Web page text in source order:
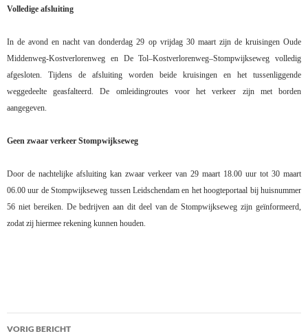
Volledige afsluiting
In de avond en nacht van donderdag 29 op vrijdag 30 maart zijn de kruisingen Oude
Middenweg-Kostverlorenweg en De Tol–Kostverlorenweg–Stompwijkseweg volledig
afgesloten. Tijdens de afsluiting worden beide kruisingen en het tussenliggende
weggedeelte geasfalteerd. De omleidingroutes voor het verkeer zijn met borden
aangegeven.
Geen zwaar verkeer Stompwijkseweg
Door de nachtelijke afsluiting kan zwaar verkeer van 29 maart 18.00 uur tot 30 maart
06.00 uur de Stompwijkseweg tussen Leidschendam en het hoogteportaal bij huisnummer
56 niet bereiken. De bedrijven aan dit deel van de Stompwijkseweg zijn geïnformeerd,
zodat zij hiermee rekening kunnen houden.
Bericht
VORIG BERICHT